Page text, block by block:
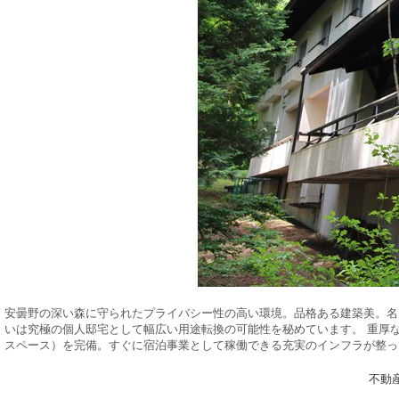
安曇野の深い森に守られたプライバシー性の高い環境。品格ある建築美。
いは究極の個人邸宅として幅広い用途転換の可能性を秘めています。 重
スペース）を完備。すぐに宿泊事業として稼働できる充実のインフラが整
不動